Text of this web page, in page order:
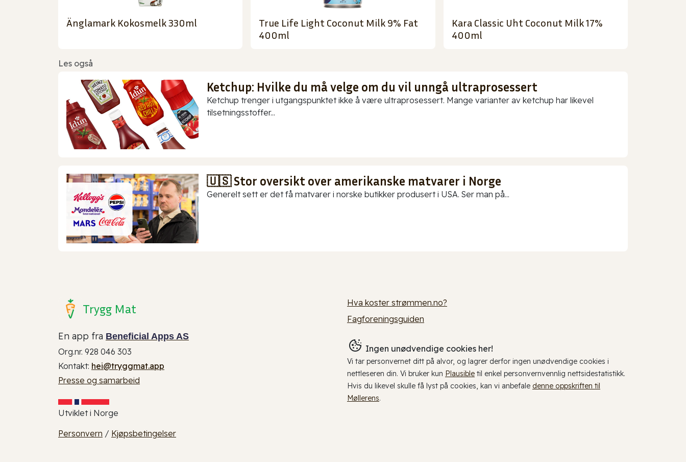
Änglamark Kokosmelk 330ml
True Life Light Coconut Milk 9% Fat
400ml
Kara Classic Uht Coconut Milk 17%
400ml
Les også
Ketchup: Hvilke du må velge om du vil unngå ultraprosessert
Ketchup trenger i utgangspunktet ikke å være ultraprosessert. Mange varianter av ketchup har likevel
tilsetningsstoffer...
🇺🇸 Stor oversikt over amerikanske matvarer i Norge
Generelt sett er det få matvarer i norske butikker produsert i USA. Ser man på...
Trygg Mat
En app fra Beneficial Apps AS
Org.nr. 928 046 303
Kontakt: hei@tryggmat.app
Presse og samarbeid
Utviklet i Norge
Personvern / Kjøpsbetingelser
Hva koster strømmen.no?
Fagforeningsguiden
Ingen unødvendige cookies her!
Vi tar personvernet ditt på alvor, og lagrer derfor ingen unødvendige cookies i
nettleseren din. Vi bruker kun Plausible til enkel personvernvennlig nettsidestatistikk.
Hvis du likevel skulle få lyst på cookies, kan vi anbefale denne oppskriften til
Møllerens.